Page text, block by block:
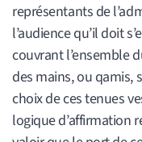
représentants de
l’audience qu’il doit
couvrant l’ensemble
des mains, ou qamis,
choix de ces tenues
logique d’affirmation